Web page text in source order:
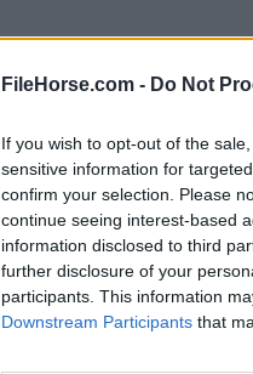
FileHorse.com - Do Not
If you wish to opt-out of the
sensitive information for
confirm your selection. Please
continue seeing interest-based
information disclosed to third
further disclosure of your
participants. This information
Downstream Participants that
¿Por qué
Imágenes